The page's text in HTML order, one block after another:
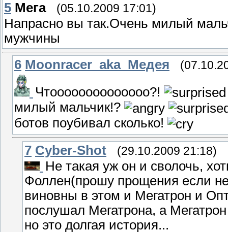
5 Мега (05.10.2009 17:01)
Напрасно вы так.Очень милый
мужчины
6 Moonracer_aka_Медея
Чтоооооооооооооо?!
милый мальчик!?
ботов поубивал сколько!
7 Cyber-Shot (29.10.2009 21:18)
Не такая уж он и сволочь,
Фоллен(прошу прощения если
виновны в этом и Мегатрон и
послушал Мегатрона, а
но это долгая история...